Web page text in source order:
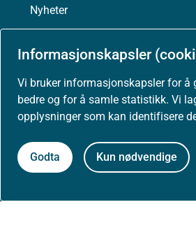
Informasjonskapsler
Vi bruker informasjonskapsler for å
bedre og for å samle statistikk. Vi
opplysninger som kan identifisere
Godta Kun nødvendige
Nyheter
Arrangementer
Høringer